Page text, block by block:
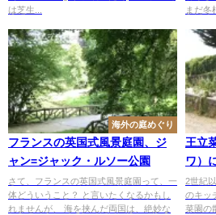
は芝生...
まだ冬
海外の庭めぐり
フランスの英国式風景庭園、ジ
ャン=ジャック・ルソー公園
さて、フランスの英国式風景庭園って、一
体どういうこと？ と言いたくなるかもし
れませんが、 海を挟んだ両国は、絶妙な
王立
ワ）
2世紀
のキッ
菜園の